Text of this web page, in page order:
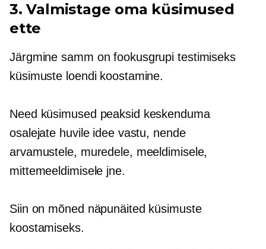
3. Valmistage oma küsimused
ette
Järgmine samm on fookusgrupi testimiseks
küsimuste loendi koostamine.
Need küsimused peaksid keskenduma
osalejate huvile idee vastu, nende
arvamustele, muredele, meeldimisele,
mittemeeldimisele jne.
Siin on mõned näpunäited küsimuste
koostamiseks.